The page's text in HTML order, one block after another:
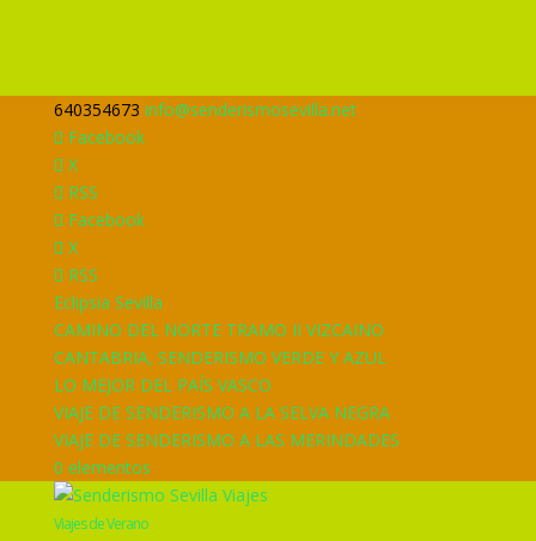
640354673 info@senderismosevilla.net
Facebook
X
RSS
Facebook
X
RSS
Eclipsia Sevilla
CAMINO DEL NORTE TRAMO II VIZCAINO
CANTABRIA, SENDERISMO VERDE Y AZUL
LO MEJOR DEL PAÍS VASCO
VIAJE DE SENDERISMO A LA SELVA NEGRA
VIAJE DE SENDERISMO A LAS MERINDADES
0 elementos
Viajes de Verano